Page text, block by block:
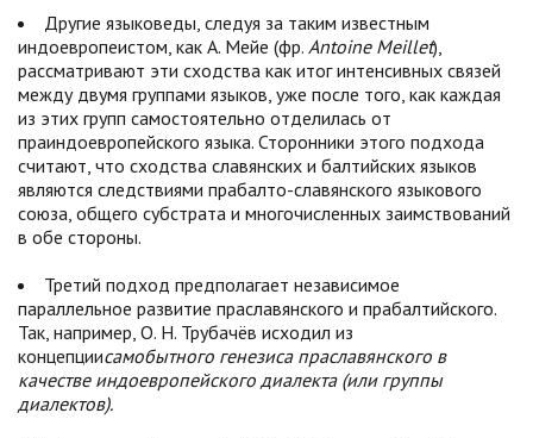
Другие языковеды, следуя за таким известным
индоевропеистом, как А. Мейе (фр. Antoine Meillet),
рассматривают эти сходства как итог интенсивных связей
между двумя группами языков, уже после того, как каждая
из этих групп самостоятельно отделилась от
праиндоевропейского языка. Сторонники этого подхода
считают, что сходства славянских и балтийских языков
являются следствиями прабалто-славянского языкового
союза, общего субстрата и многочисленных заимствований
в обе стороны.
Третий подход предполагает независимое
параллельное развитие праславянского и прабалтийского.
Так, например, О. Н. Трубачёв исходил из
концепциисамобытного генезиса праславянского в
качестве индоевропейского диалекта (или группы
диалектов).